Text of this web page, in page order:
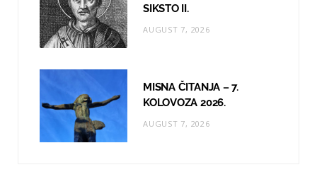
SIKSTO II.
AUGUST 7, 2026
MISNA ČITANJA – 7.
KOLOVOZA 2026.
AUGUST 7, 2026